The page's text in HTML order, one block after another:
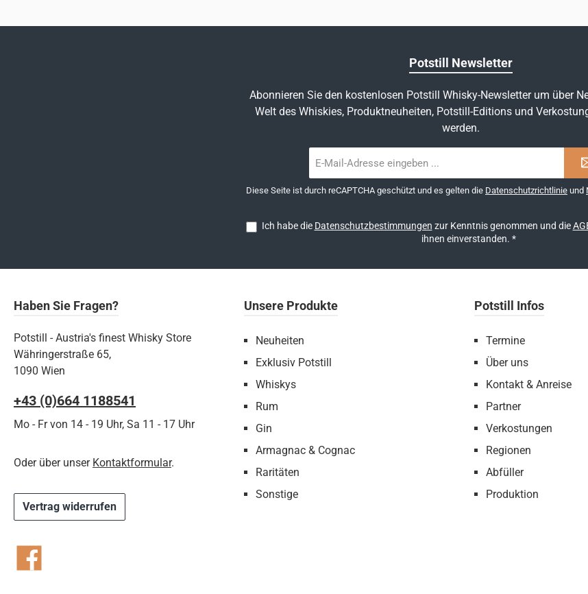
Potstill Newsletter
Abonnieren Sie den kostenlosen Potstill Whisky-Newsletter um über
Welt des Whiskies, Produktneuheiten, Potstill-Editions und
werden.
Mail-
Diese Seite ist durch reCAPTCHA geschützt und es gelten die Datenschutzrichtlinie und
Ich habe die Datenschutzbestimmungen zur Kenntnis genommen und die
ihnen einverstanden. *
Haben Sie Fragen?
Potstill - Austria's finest Whisky Store
Währingerstraße 65,
1090 Wien
+43 (0)664 1188541‬
Mo - Fr von 14 - 19 Uhr, Sa 11 - 17 Uhr
Oder über unser Kontaktformular.
Vertrag widerrufen
Facebook
Unsere Produkte
Neuheiten
Exklusiv Potstill
Whiskys
Rum
Gin
Armagnac & Cognac
Raritäten
Sonstige
Potstill Infos
Termine
Über uns
Kontakt & Anreise
Partner
Verkostungen
Regionen
Abfüller
Produktion